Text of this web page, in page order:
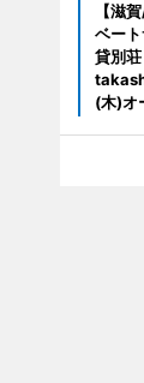
【滋
ベー
貸別
(木)オ